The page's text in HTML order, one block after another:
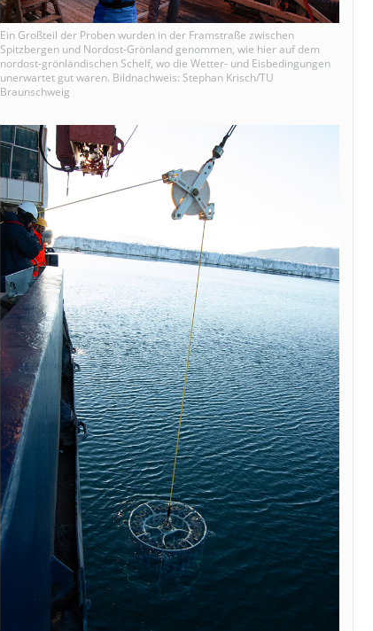
Ein Großteil der Proben wurden in der Framstraße zwischen
Spitzbergen und Nordost-Grönland genommen, wie hier auf dem
nordost-grönländischen Schelf, wo die Wetter- und Eisbedingungen
unerwartet gut waren. Bildnachweis: Stephan Krisch/TU
Braunschweig